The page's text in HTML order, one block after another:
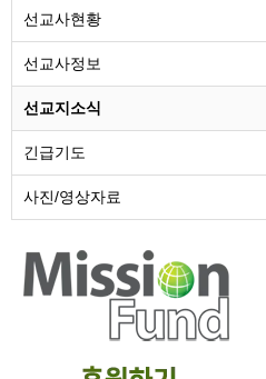
선교사현황
선교사정보
선교지소식
긴급기도
사진/영상자료